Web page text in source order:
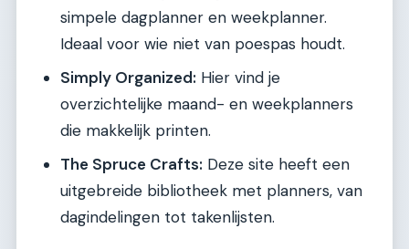
simpele dagplanner en weekplanner.
Ideaal voor wie niet van poespas houdt.
Simply Organized: Hier vind je
overzichtelijke maand- en weekplanners
die makkelijk printen.
The Spruce Crafts: Deze site heeft een
uitgebreide bibliotheek met planners, van
dagindelingen tot takenlijsten.